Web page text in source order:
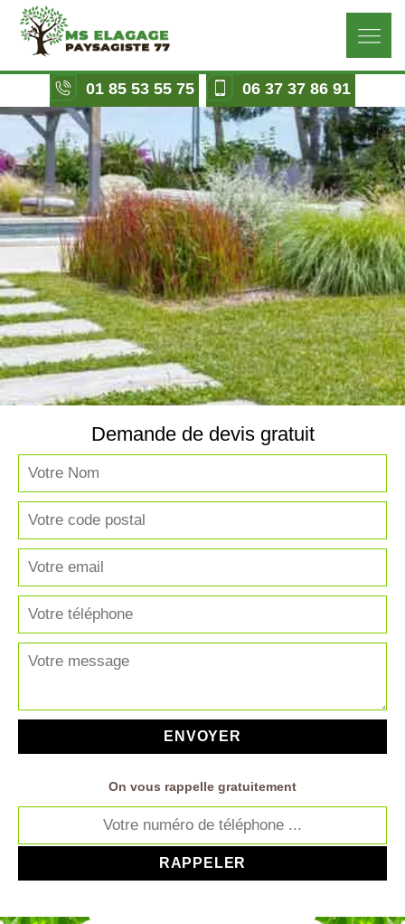
01 85 53 55 75 06 37 37 86 91
Demande de devis gratuit
On vous rappelle gratuitement